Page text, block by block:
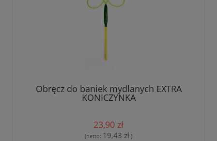
Obręcz do baniek mydlanych EXTRA
KONICZYNKA
23,90 zł
(netto: 19,43 zł )